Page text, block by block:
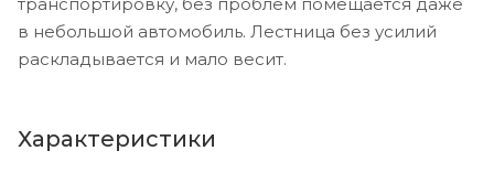
в небольшой автомобиль. Лестница без усилий
раскладывается и мало весит.
Характеристики